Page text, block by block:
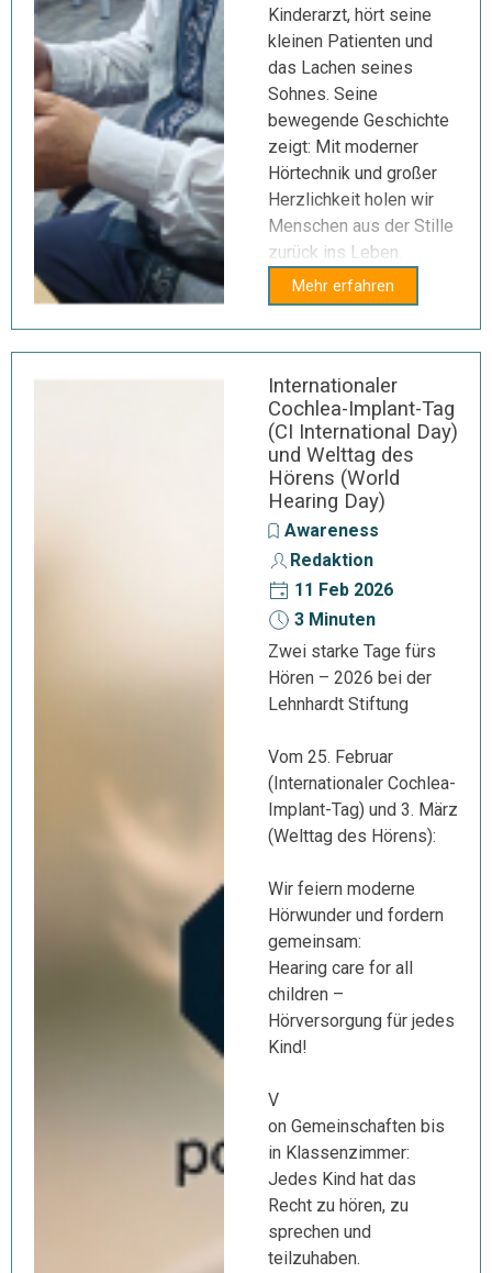
Kinderarzt, hört seine
kleinen Patienten und
das Lachen seines
Sohnes. Seine
bewegende Geschichte
zeigt: Mit moderner
Hörtechnik und großer
Herzlichkeit holen wir
Menschen aus der Stille
zurück ins Leben.
Mehr erfahren
Internationaler
Cochlea-Implant-Tag
(CI International Day)
und Welttag des
Hörens (World
Hearing Day)
Awareness
Redaktion
11 Feb 2026
3 Minuten
Zwei starke Tage fürs
Hören – 2026 bei der
Lehnhardt Stiftung
Vom 25. Februar
(Internationaler Cochlea-
Implant-Tag) und 3. März
(Welttag des Hörens):
Wir feiern moderne
Hörwunder und fordern
gemeinsam:
Hearing care for all
children –
Hörversorgung für jedes
Kind!
V
on Gemeinschaften bis
in Klassenzimmer:
Jedes Kind hat das
Recht zu hören, zu
sprechen und
teilzuhaben.